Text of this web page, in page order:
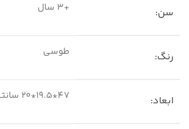
سن: +۳ سال
رنگ: طوسی
ابعاد: 47*19.5*20 سانتی‌متر